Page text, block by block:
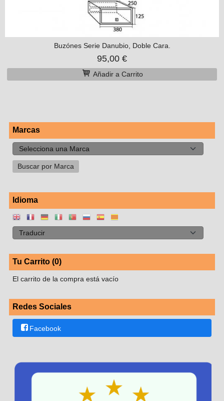
Marcas
Idioma
Tu Carrito (0)
El carrito de la compra está vacío
Redes Sociales
Facebook
Buzónes Serie Danubio, Doble Cara.
95,00 €
Añadir a Carrito